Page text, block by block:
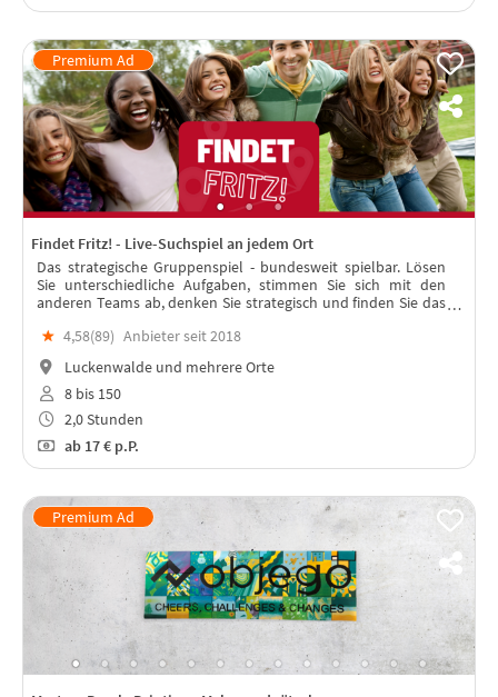
Findet Fritz! - Live-Suchspiel an jedem Ort
Das strategische Gruppenspiel - bundesweit spielbar. Lösen
Sie unterschiedliche Aufgaben, stimmen Sie sich mit den
anderen Teams ab, denken Sie strategisch und finden Sie das
★ 4,58(89) Anbieter seit 2018
Luckenwalde und mehrere Orte
8 bis 150
2,0 Stunden
ab17 € p.P.